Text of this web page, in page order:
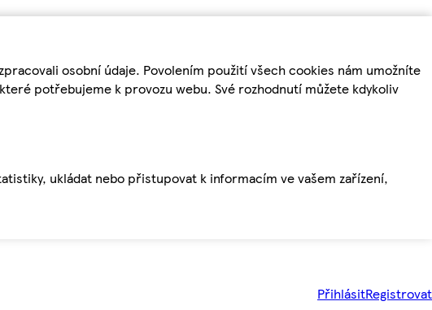
osobní údaje. Povolením použití všech cookies nám umožníte
potřebujeme k provozu webu. Své rozhodnutí můžete kdykoliv
ukládat nebo přistupovat k informacím ve vašem zařízení,
PřihlásitRegistrovat